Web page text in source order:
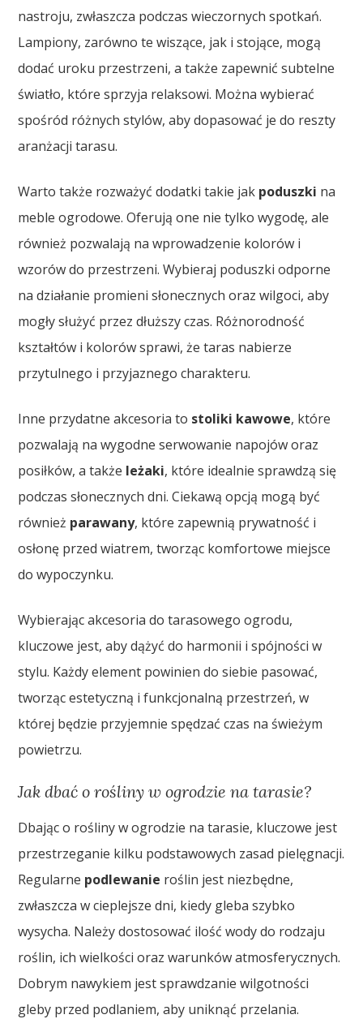
nastroju, zwłaszcza podczas wieczornych spotkań.
Lampiony, zarówno te wiszące, jak i stojące, mogą
dodać uroku przestrzeni, a także zapewnić subtelne
światło, które sprzyja relaksowi. Można wybierać
spośród różnych stylów, aby dopasować je do reszty
aranżacji tarasu.
Warto także rozważyć dodatki takie jak poduszki na
meble ogrodowe. Oferują one nie tylko wygodę, ale
również pozwalają na wprowadzenie kolorów i
wzorów do przestrzeni. Wybieraj poduszki odporne
na działanie promieni słonecznych oraz wilgoci, aby
mogły służyć przez dłuższy czas. Różnorodność
kształtów i kolorów sprawi, że taras nabierze
przytulnego i przyjaznego charakteru.
Inne przydatne akcesoria to stoliki kawowe, które
pozwalają na wygodne serwowanie napojów oraz
posiłków, a także leżaki, które idealnie sprawdzą się
podczas słonecznych dni. Ciekawą opcją mogą być
również parawany, które zapewnią prywatność i
osłonę przed wiatrem, tworząc komfortowe miejsce
do wypoczynku.
Wybierając akcesoria do tarasowego ogrodu,
kluczowe jest, aby dążyć do harmonii i spójności w
stylu. Każdy element powinien do siebie pasować,
tworząc estetyczną i funkcjonalną przestrzeń, w
której będzie przyjemnie spędzać czas na świeżym
powietrzu.
Jak dbać o rośliny w ogrodzie na tarasie?
Dbając o rośliny w ogrodzie na tarasie, kluczowe jest
przestrzeganie kilku podstawowych zasad pielęgnacji.
Regularne podlewanie roślin jest niezbędne,
zwłaszcza w cieplejsze dni, kiedy gleba szybko
wysycha. Należy dostosować ilość wody do rodzaju
roślin, ich wielkości oraz warunków atmosferycznych.
Dobrym nawykiem jest sprawdzanie wilgotności
gleby przed podlaniem, aby uniknąć przelania.